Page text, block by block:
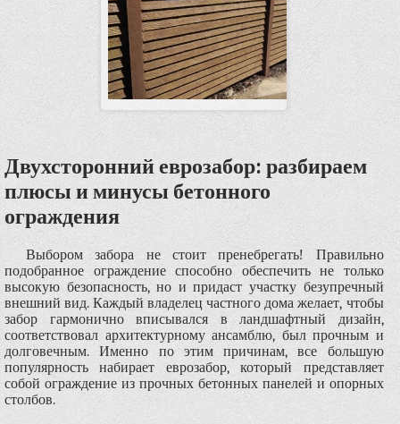
Двухсторонний еврозабор: разбираем
плюсы и минусы бетонного
ограждения
Выбором забора не стоит пренебрегать! Правильно
подобранное ограждение способно обеспечить не только
высокую безопасность, но и придаст участку безупречный
внешний вид. Каждый владелец частного дома желает, чтобы
забор гармонично вписывался в ландшафтный дизайн,
соответствовал архитектурному ансамблю, был прочным и
долговечным. Именно по этим причинам, все большую
популярность набирает еврозабор, который представляет
собой ограждение из прочных бетонных панелей и опорных
столбов.